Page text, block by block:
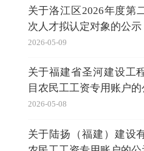
关于洛江区2026年度第
次人才拟认定对象的公示
2026-05-09
关于福建省圣河建设工
目农民工工资专用账户的
2026-05-08
关于陆扬（福建）建设